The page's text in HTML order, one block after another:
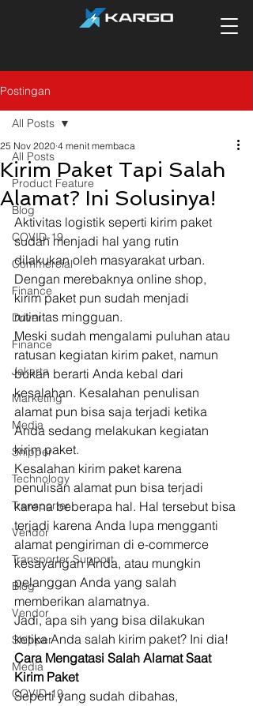
Postingan
All Posts
Product Feature
Blog
COVID-19
Commercial
Finance
Driver
Finance
Jakarta
Marketing
Media
Shipper
Technology
Transporter
Vendor
Transporter Support
Blog
Vendor
Shipper
Media
COVID-19
All Posts
Kirim Paket Tapi Salah
Alamat? Ini Solusinya!
25 Nov 2020 4 menit membaca
Aktivitas logistik seperti kirim paket
sudah menjadi hal yang rutin
dilakukan oleh masyarakat urban.
Dengan merebaknya online shop,
kirim paket pun sudah menjadi
rutinitas mingguan.
Meski sudah mengalami puluhan atau
ratusan kegiatan kirim paket, namun
bukan berarti Anda kebal dari
kesalahan. Kesalahan penulisan
alamat pun bisa saja terjadi ketika
Anda sedang melakukan kegiatan
kirim paket.
Kesalahan kirim paket karena
penulisan alamat pun bisa terjadi
karena beberapa hal. Hal tersebut bisa
terjadi karena Anda lupa mengganti
alamat pengiriman di e-commerce
kesayangan Anda, atau mungkin
pelanggan Anda yang salah
memberikan alamatnya.
Jadi, apa sih yang bisa dilakukan
ketika Anda salah kirim paket? Ini dia!
Cara Mengatasi Salah Alamat Saat
Kirim Paket
Seperti yang sudah dibahas,